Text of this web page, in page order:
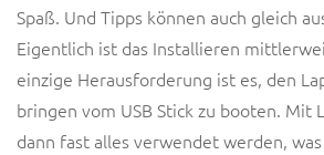
Spaß. Und Tipps können auch gleich
Eigentlich ist das Installieren
einzige Herausforderung ist es, den
bringen vom USB Stick zu booten. Mit
dann fast alles verwendet werden,